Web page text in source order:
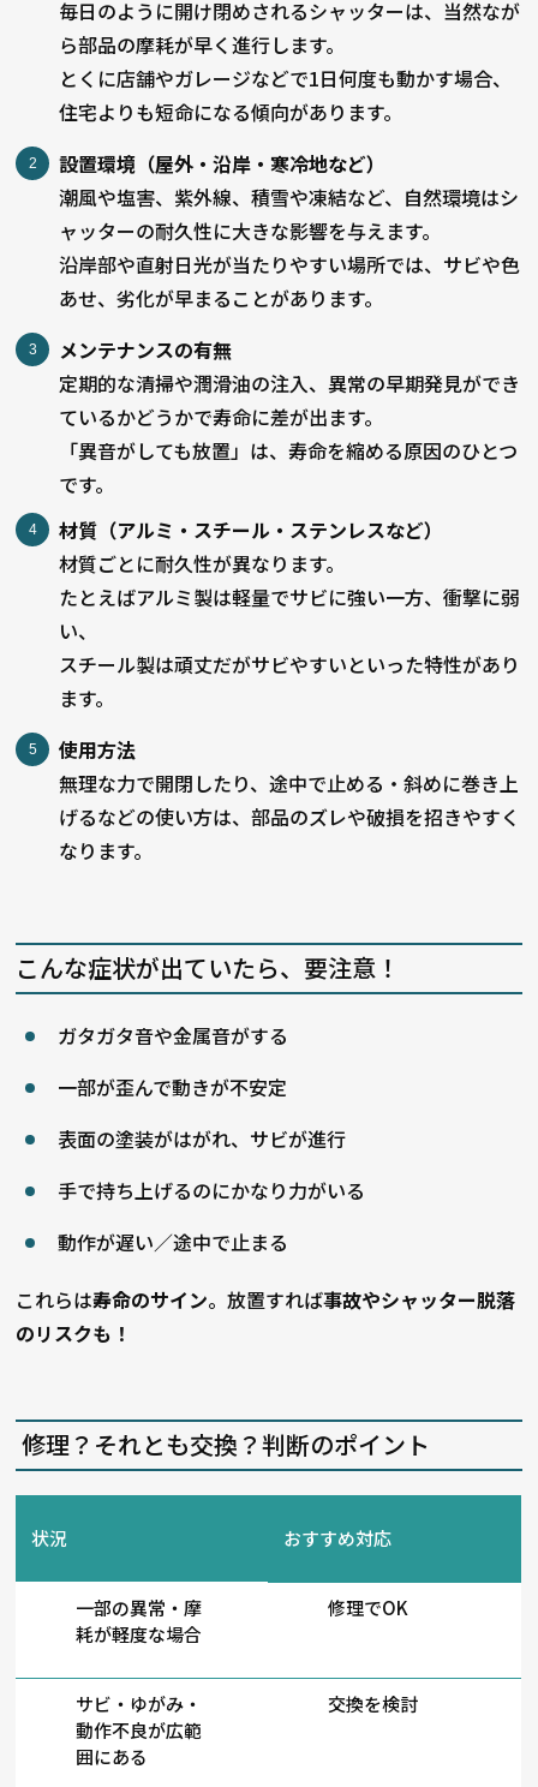
毎日のように開け閉めされるシャッターは、当然なが
ら部品の摩耗が早く進行します。
とくに店舗やガレージなどで1日何度も動かす場合、
住宅よりも短命になる傾向があります。
設置環境（屋外・沿岸・寒冷地など）
潮風や塩害、紫外線、積雪や凍結など、自然環境はシ
ャッターの耐久性に大きな影響を与えます。
沿岸部や直射日光が当たりやすい場所では、サビや色
あせ、劣化が早まることがあります。
メンテナンスの有無
定期的な清掃や潤滑油の注入、異常の早期発見ができ
ているかどうかで寿命に差が出ます。
「異音がしても放置」は、寿命を縮める原因のひとつ
です。
材質（アルミ・スチール・ステンレスなど）
材質ごとに耐久性が異なります。
たとえばアルミ製は軽量でサビに強い一方、衝撃に弱
い、
スチール製は頑丈だがサビやすいといった特性があり
ます。
使用方法
無理な力で開閉したり、途中で止める・斜めに巻き上
げるなどの使い方は、部品のズレや破損を招きやすく
なります。
こんな症状が出ていたら、要注意！
ガタガタ音や金属音がする
一部が歪んで動きが不安定
表面の塗装がはがれ、サビが進行
手で持ち上げるのにかなり力がいる
動作が遅い／途中で止まる
これらは寿命のサイン。放置すれば事故やシャッター脱落
のリスクも！
修理？それとも交換？判断のポイント
状況 おすすめ対応
一部の異常・摩
耗が軽度な場合
修理でOK
サビ・ゆがみ・
動作不良が広範
囲にある
交換を検討